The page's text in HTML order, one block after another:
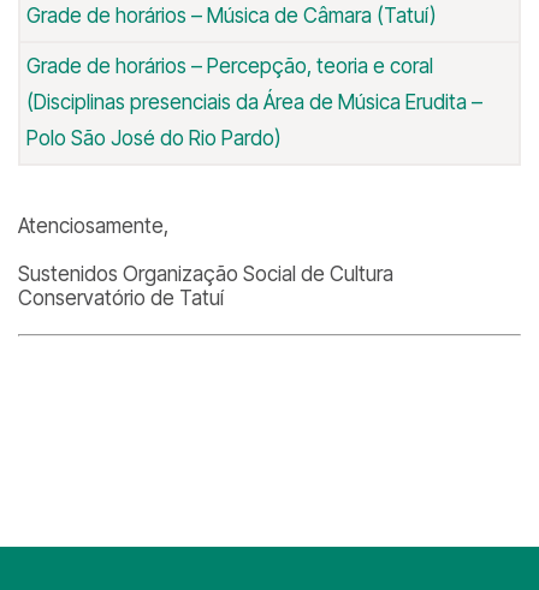
Grade de horários – Música de Câmara (Tatuí)
Grade de horários – Percepção, teoria e coral
(Disciplinas presenciais da Área de Música Erudita –
Polo São José do Rio Pardo)
Atenciosamente,
Sustenidos Organização Social de Cultura
Conservatório de Tatuí